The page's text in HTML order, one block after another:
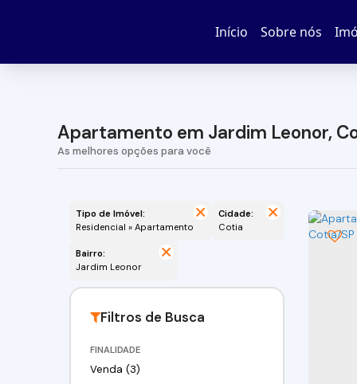
Sobre nós
Início
Apartamento em Jardim Leonor,
Tipo de Imóvel:
Residencial » Apartamento
Cidade:
Cotia
Bairro:
Jardim Leonor
FINALIDADE
Venda (3)